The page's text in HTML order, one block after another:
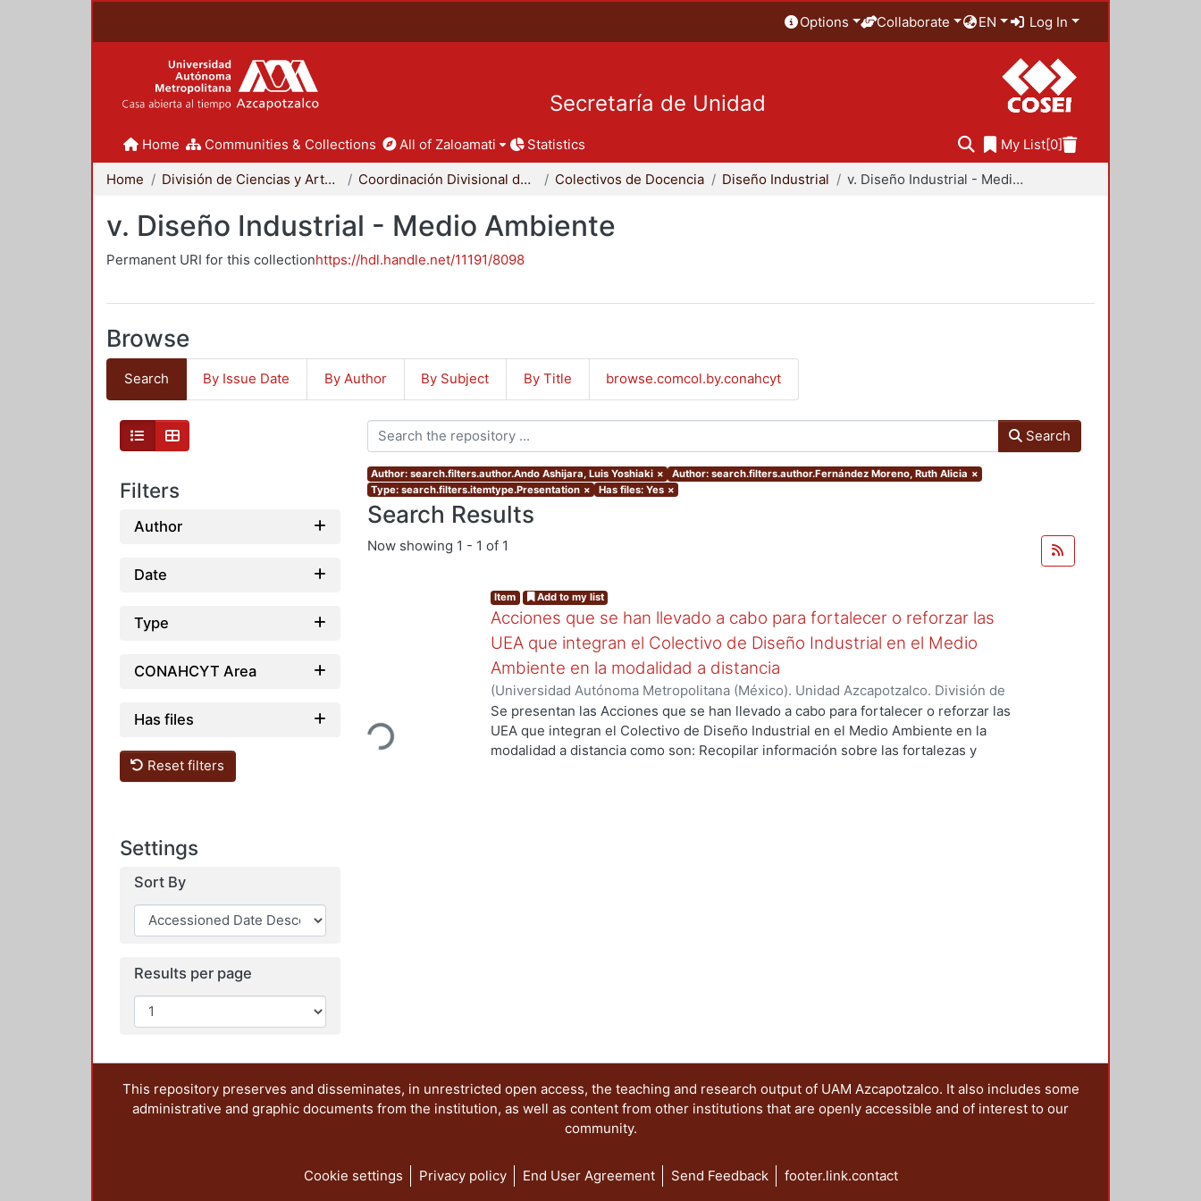
Options Collaborate EN Log In
Secretaría de Unidad
Home Communities & Collections All of Zaloamati Statistics My List[0]
Home División de Ciencias y Artes para el Diseño Coordinación Divisional de Docencia Colectivos de Docencia Diseño Industrial v. Diseño Industrial - Medio Ambiente
v. Diseño Industrial - Medio Ambiente
Permanent URI for this collectionhttps://hdl.handle.net/11191/8098
Browse
Search By Issue Date By Author By Subject By Title browse.comcol.by.conahcyt
Filters
Author
Date
Type
CONAHCYT Area
Has files
Reset filters
Settings
Sort By
Results per page
Search
Author: search.filters.author.Ando Ashijara, Luis Yoshiaki × Author: search.filters.author.Fernández Moreno, Ruth Alicia ×
Type: search.filters.itemtype.Presentation × Has files: Yes ×
Search Results
Now showing 1 - 1 of 1
Loading...
Item Add to my list
Acciones que se han llevado a cabo para fortalecer o reforzar las
UEA que integran el Colectivo de Diseño Industrial en el Medio
Ambiente en la modalidad a distancia
(Universidad Autónoma Metropolitana (México). Unidad Azcapotzalco. División de
Ciencias y Artes para el Diseño. Departamento de Medio Ambiente para el Diseño.
2021-03)Aguilar Montoya, Georgina;Ando Ashijara, Luis Yoshiaki;Fernández
Moreno, Ruth Alicia;García González, Areli ;Jiménez Seade, Haydeé Alejandra
Se presentan las Acciones que se han llevado a cabo para fortalecer o reforzar las
UEA que integran el Colectivo de Diseño Industrial en el Medio Ambiente en la
modalidad a distancia como son: Recopilar información sobre las fortalezas y
This repository preserves and disseminates, in unrestricted open access, the teaching and research output of UAM Azcapotzalco. It also includes some
administrative and graphic documents from the institution, as well as content from other institutions that are openly accessible and of interest to our
community.
Cookie settings Privacy policy End User Agreement Send Feedback footer.link.contact